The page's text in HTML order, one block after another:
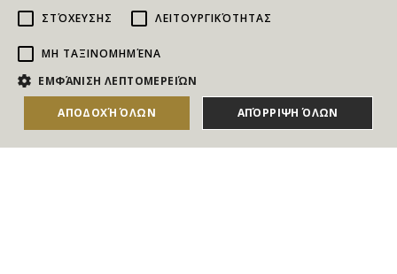
NEWSLETTER
Για να ενημερώνεστε άμεσα για τους Διαγωνισμούς, τα
Δώρα, τις Νέες Προσφορές & τις Νέες Δωροεπιταγές
ΣΤΌΧΕΥΣΗΣ ΛΕΙΤΟΥΡΓΙΚΌΤΗΤΑΣ
ΜΗ ΤΑΞΙΝΟΜΗΜΈΝΑ
ΕΜΦΆΝΙΣΗ ΛΕΠΤΟΜΕΡΕΙΏΝ
ΑΠΟΔΟΧΉ ΌΛΩΝ ΑΠΌΡΡΙΨΗ ΌΛΩΝ